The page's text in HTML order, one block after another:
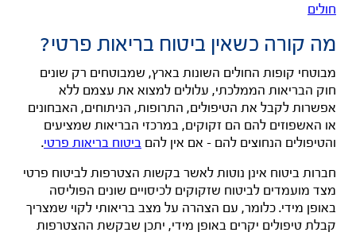
חולים
מה קורה כשאין ביטוח בריאות פרטי?
מבוטחי קופות החולים השונות בארץ, שמבוטחים רק שונים
חוק הבריאות הממלכתי, עלולים למצוא את עצמם ללא
אפשרות לקבל את הטיפולים, התרופות, הניתוחים, האבחונים
או האשפוזים להם הם זקוקים, במרכזי הבריאות שמציעים
והטיפולים הנחוצים להם – אם אין להם ביטוח בריאות פרטי.
חברות ביטוח אינן נוטות לאשר בקשות הצטרפות לביטוח פרטי
מצד מועמדים לביטוח שזקוקים לכיסויים שונים הפוליסה
באופן מידי. כלומר, עם הצהרה על מצב בריאותי לקוי שמצריך
קבלת טיפולים יקרים באופן מידי, יתכן שבקשת ההצטרפות